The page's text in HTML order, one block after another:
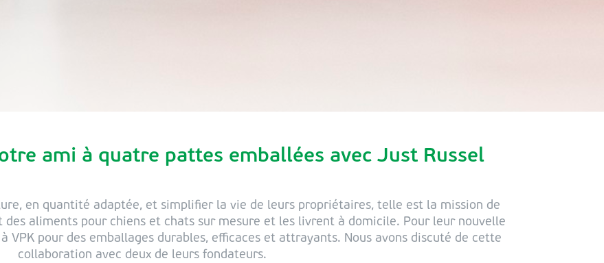
ami à quatre pattes emballées avec Just Russel
en quantité adaptée, et simplifier la vie de leurs propriétaires, telle est la mission de
des aliments pour chiens et chats sur mesure et les livrent à domicile. Pour leur nouvelle
pour des emballages durables, efficaces et attrayants. Nous avons discuté de cette
collaboration avec deux de leurs fondateurs.